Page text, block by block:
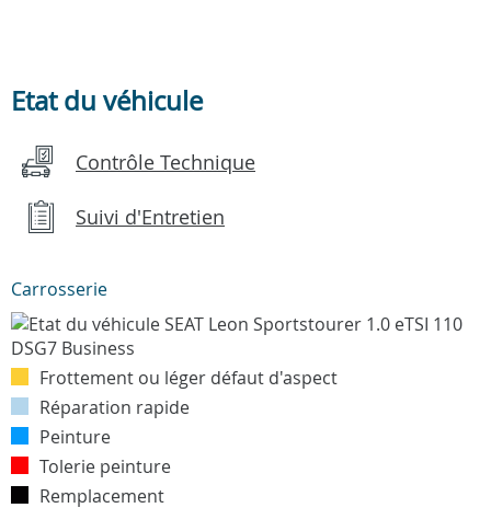
Etat du véhicule
Contrôle Technique
Suivi d'Entretien
Carrosserie
Frottement ou léger défaut d'aspect
Réparation rapide
Peinture
Tolerie peinture
Remplacement